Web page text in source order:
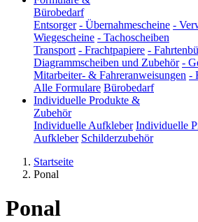
Bürobedarf
Entsorger - Übernahmescheine -
Wiegescheine - Tachoscheiben
Transport - Frachtpapiere -
Diagrammscheiben und Zubehör -
Mitarbeiter- & Fahreranweisungen -
Alle Formulare Bürobedarf
Individuelle Produkte &
Zubehör
Individuelle Aufkleber Individuelle
Aufkleber Schilderzubehör
Startseite
Ponal
Ponal